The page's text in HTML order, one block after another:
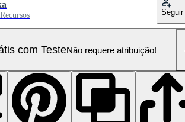
Seguir
com TesteNão requere atribuição!